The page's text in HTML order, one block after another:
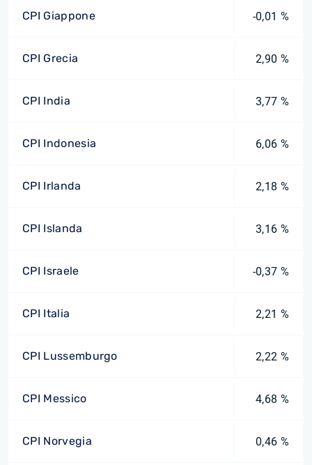
CPI Giappone -0,01 %
CPI Grecia 2,90 %
CPI India 3,77 %
CPI Indonesia 6,06 %
CPI Irlanda 2,18 %
CPI Islanda 3,16 %
CPI Israele -0,37 %
CPI Italia 2,21 %
CPI Lussemburgo 2,22 %
CPI Messico 4,68 %
CPI Norvegia 0,46 %